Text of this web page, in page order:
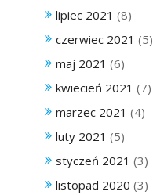
lipiec 2021 (8)
czerwiec 2021 (5)
maj 2021 (6)
kwiecień 2021 (7)
marzec 2021 (4)
luty 2021 (5)
styczeń 2021 (3)
listopad 2020 (3)